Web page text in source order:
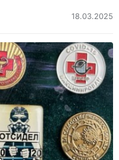
18.03.2025